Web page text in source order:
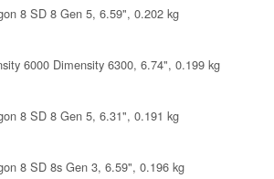
8 SD 8 Gen 5, 6.59", 0.202 kg
6000 Dimensity 6300, 6.74", 0.199 kg
8 SD 8 Gen 5, 6.31", 0.191 kg
8 SD 8s Gen 3, 6.59", 0.196 kg